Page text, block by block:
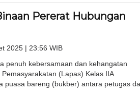
Pererat Hubungan
2025 | 23:56 WIB
penuh kebersamaan dan kehangatan
(Lapas) Kelas IIA
puasa bareng (bukber) antara petugas